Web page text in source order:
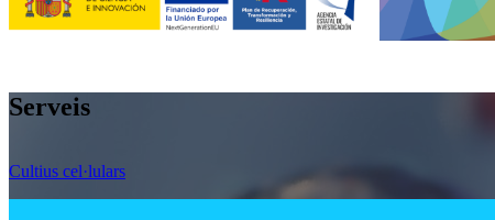
Serveis
Cultius cel·lulars